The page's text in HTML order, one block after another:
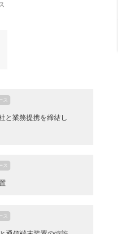
ス
と業務提携を締結し
ス
ス